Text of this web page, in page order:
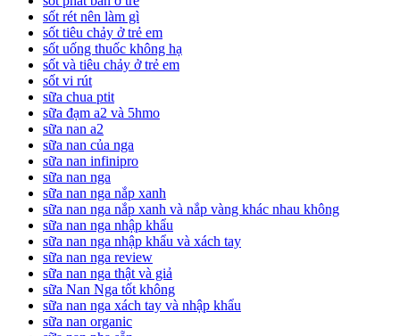
sốt rét nên làm gì
sốt tiêu chảy ở trẻ em
sốt uống thuốc không hạ
sốt và tiêu chảy ở trẻ em
sốt vi rút
sữa chua ptit
sữa đạm a2 và 5hmo
sữa nan a2
sữa nan của nga
sữa nan infinipro
sữa nan nga
sữa nan nga nắp xanh
sữa nan nga nắp xanh và nắp vàng khác nhau không
sữa nan nga nhập khẩu
sữa nan nga nhập khẩu và xách tay
sữa nan nga review
sữa nan nga thật và giả
sữa Nan Nga tốt không
sữa nan nga xách tay và nhập khẩu
sữa nan organic